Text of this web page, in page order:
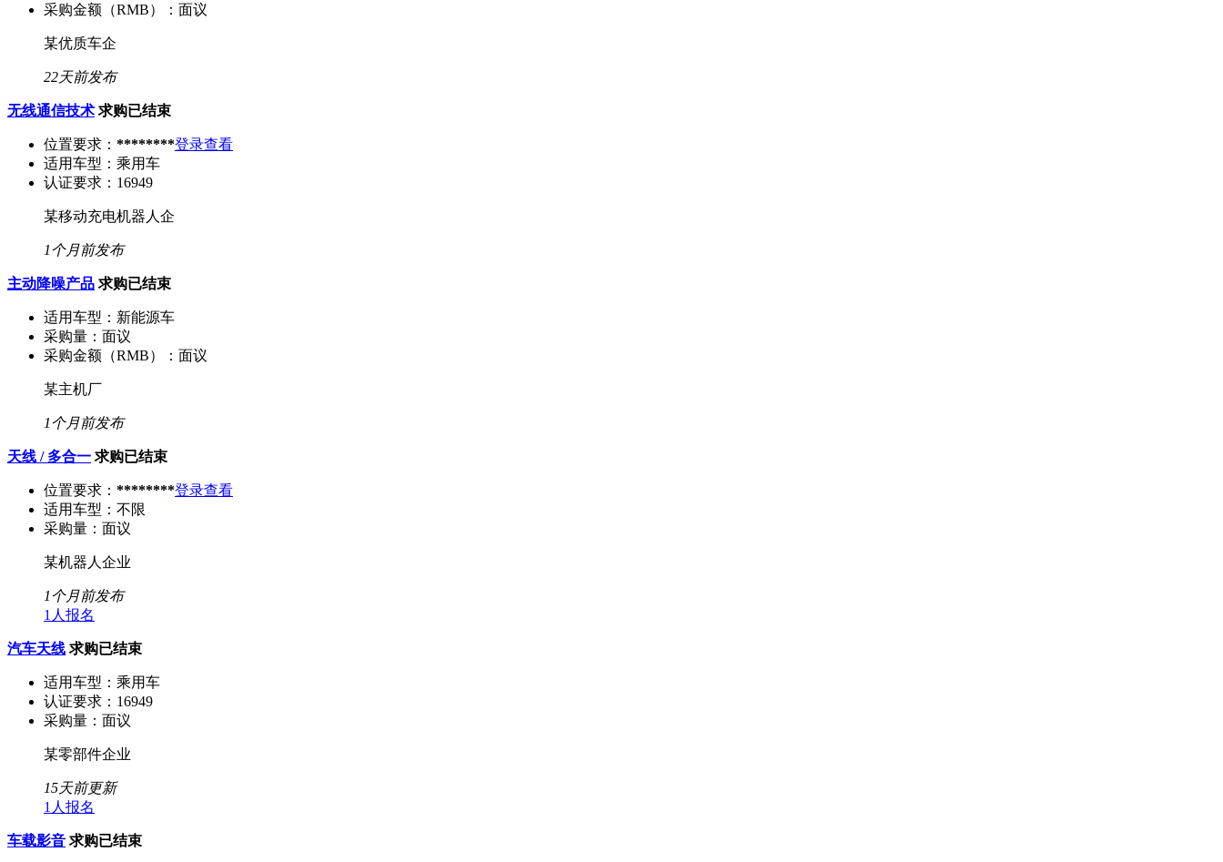
采购金额（RMB）： 面议
某优质车企
22天前发布
无线通信技术 求购已结束
位置要求： ********登录查看
适用车型： 乘用车
认证要求： 16949
某移动充电机器人企
1个月前发布
主动降噪产品 求购已结束
适用车型： 新能源车
采购量： 面议
采购金额（RMB）： 面议
某主机厂
1个月前发布
天线 / 多合一 求购已结束
位置要求： ********登录查看
适用车型： 不限
采购量： 面议
某机器人企业
1个月前发布
1人报名
汽车天线 求购已结束
适用车型： 乘用车
认证要求： 16949
采购量： 面议
某零部件企业
15天前更新
1人报名
车载影音 求购已结束